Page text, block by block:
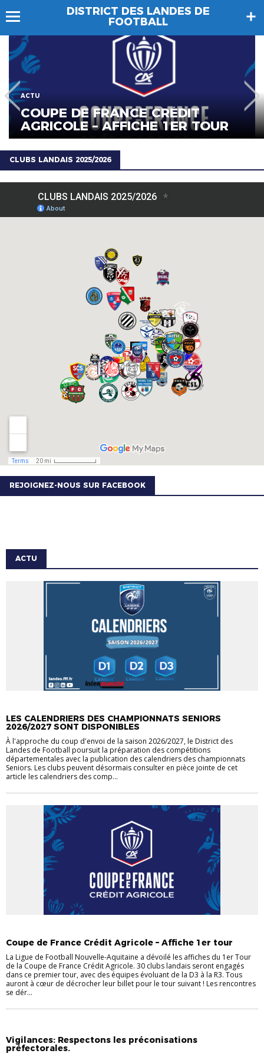
DISTRICT DES LANDES DE
FOOTBALL
ACTU
COUPE DE FRANCE CRÉDIT
AGRICOLE – AFFICHE 1ER TOUR
CLUBS LANDAIS 2025/2026
REJOIGNEZ-NOUS SUR FACEBOOK
ACTU
LES CALENDRIERS DES CHAMPIONNATS SENIORS
2026/2027 SONT DISPONIBLES
À l'approche du coup d'envoi de la saison 2026/2027, le District des
Landes de Football poursuit la préparation des compétitions
départementales avec la publication des calendriers des championnats
Seniors. Les clubs peuvent désormais consulter en pièce jointe de cet
article les calendriers des comp...
Coupe de France Crédit Agricole – Affiche 1er tour
La Ligue de Football Nouvelle-Aquitaine a dévoilé les affiches du 1er Tour
de la Coupe de France Crédit Agricole. 30 clubs landais seront engagés
dans ce premier tour, avec des équipes évoluant de la D3 à la R3. Tous
auront à cœur de décrocher leur billet pour le tour suivant ! Les rencontres
se dér...
Vigilances: Respectons les préconisations
préfectorales.